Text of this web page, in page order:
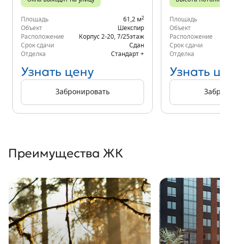
Площадь 61,2 м2
Объект
Шекспир
Расположение
Корпус 2-20 7/25этаж
Срок сдачи
Сдан
Отделка
Стандарт +
Узнать цену
Забронировать
Площадь
Объект
Расположение
Срок сдачи
Отделка
Узнать
Преимущества ЖК